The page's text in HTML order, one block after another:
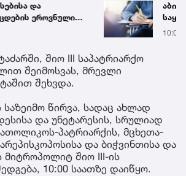
და
ეროვნული
ინფორმაციას
წლის
10:05
შიო III საპატრიარქო
შეიმოსვას, მრევლი
შეხვდა.
წირვა, სადაც ახლად
და უნეტარესის, სრულიად
პატრიარქის, მცხეთა-
და ბიჭვინთისა და
მიტროპოლიტ შიო III-ის
10:00 საათზე დაიწყო.